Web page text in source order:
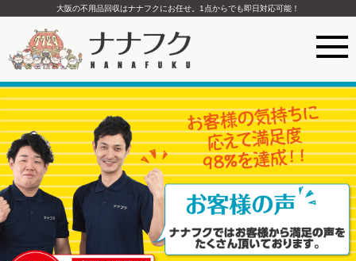
大阪の不用品回収はナナフクにお任せ。1点からでも即日対応可能！